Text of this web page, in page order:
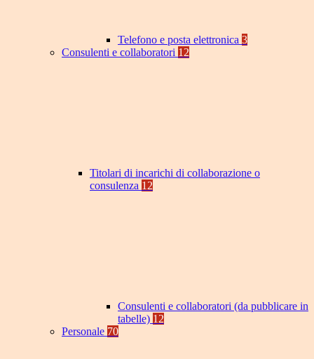
Telefono e posta elettronica 3
Consulenti e collaboratori 12
Titolari di incarichi di collaborazione o
consulenza 12
Consulenti e collaboratori (da pubblicare in
tabelle) 12
Personale 70